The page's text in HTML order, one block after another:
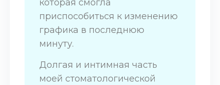
которая смогла
приспособиться к изменению
графика в последнюю
минуту.
Долгая и интимная часть
моей стоматологической